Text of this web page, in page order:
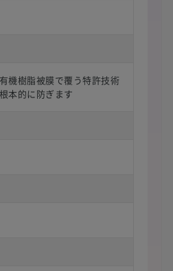
機樹脂被膜で覆う特許技術
本的に防ぎます